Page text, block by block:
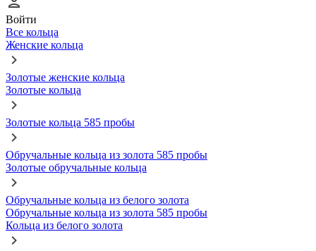
Войти
Все кольца
Женские кольца
Золотые женские кольца
Золотые кольца
Золотые кольца 585 пробы
Обручальные кольца из золота 585 пробы
Золотые обручальные кольца
Обручальные кольца из белого золота
Обручальные кольца из золота 585 пробы
Кольца из белого золота